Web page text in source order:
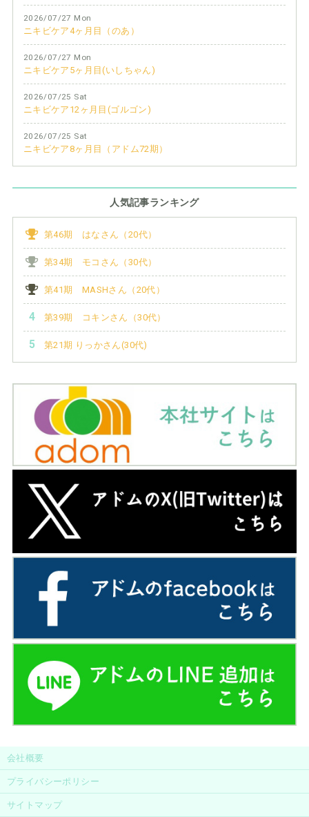
2026/07/27 Mon
ニキビケア4ヶ月目（のあ）
2026/07/27 Mon
ニキビケア5ヶ月目(いしちゃん)
2026/07/25 Sat
ニキビケア12ヶ月目(ゴルゴン)
2026/07/25 Sat
ニキビケア8ヶ月目（アドム72期）
人気記事ランキング
第46期 はなさん（20代）
第34期 モコさん（30代）
第41期 MASHさん（20代）
第39期 コキンさん（30代）
第21期 りっかさん(30代)
会社概要
プライバシーポリシー
サイトマップ